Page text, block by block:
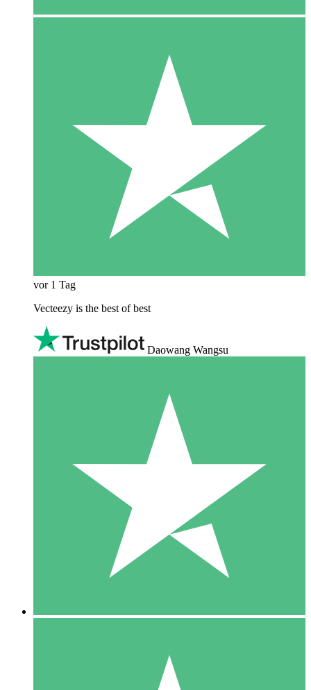
vor 1 Tag
Vecteezy is the best of best
Daowang Wangsu